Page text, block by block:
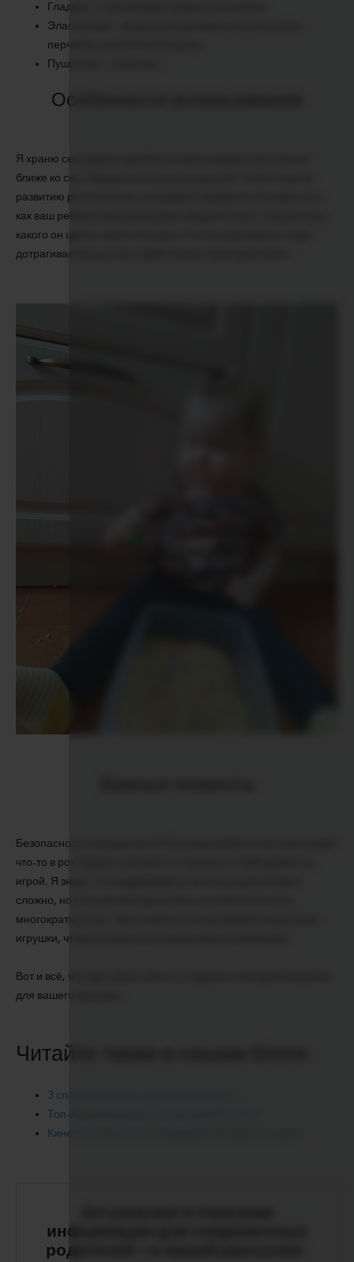
Гладкая – пластиковая ложка, кусок шёлка.
Эластичный – резинка, резиновые или латексные
перчатки, эластичная игрушка.
Пушистые – помпоны.
Особенности использования
Я храню сенсорную коробку в нашем шкафу и выношу её
ближе ко сну. Играем на полу или в ванной. Чтобы помочь
развитию речи малыша, называйте предметы по мере того,
как ваш ребёнок просматривает каждый из них. Скажите ему,
какого он цвета, какой текстуры и что вы чувствуете, когда
дотрагиваетесь до него. Дайте волю своей фантазии.
Безопасность прежде всего! Если ваш ребёнок всё ещё кладёт
что-то в рот, будьте особенно осторожны и наблюдайте за
игрой. Я знаю, что поддерживать чистоту в доме бывает
сложно, но сенсорный ящик может испачкаться после
многократных игр. Часто мойте или протирайте маленькие
игрушки, чтобы не допустить размножения микробов.
Вот и всё, что вам нужно знать о создании сенсорной коробки
для вашего малыша.
Читайте также в нашем блоге:
3 способа развить мелкую моторику
Топ-8 развивающих игр для детей 2-7 лет
Кинетический песок: развиваем мелкую моторику
информация для современных
родителей - в нашей рассылке.